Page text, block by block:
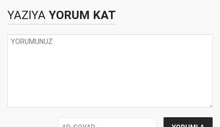
YAZIYA YORUM KAT